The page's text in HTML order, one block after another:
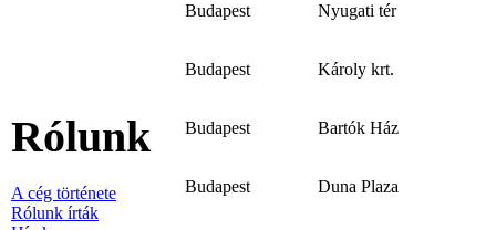
Rólunk
A cég története
Rólunk írták
Budapest Nyugati tér
Budapest Károly krt.
Budapest Bartók Ház
Budapest Duna Plaza